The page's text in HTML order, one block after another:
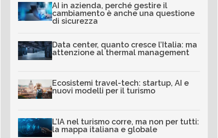
AI in azienda, perché gestire il
cambiamento è anche una questione
di sicurezza
Data center, quanto cresce l’Italia: ma
attenzione al thermal management
Ecosistemi travel-tech: startup, AI e
nuovi modelli per il turismo
L’IA nel turismo corre, ma non per tutti:
la mappa italiana e globale